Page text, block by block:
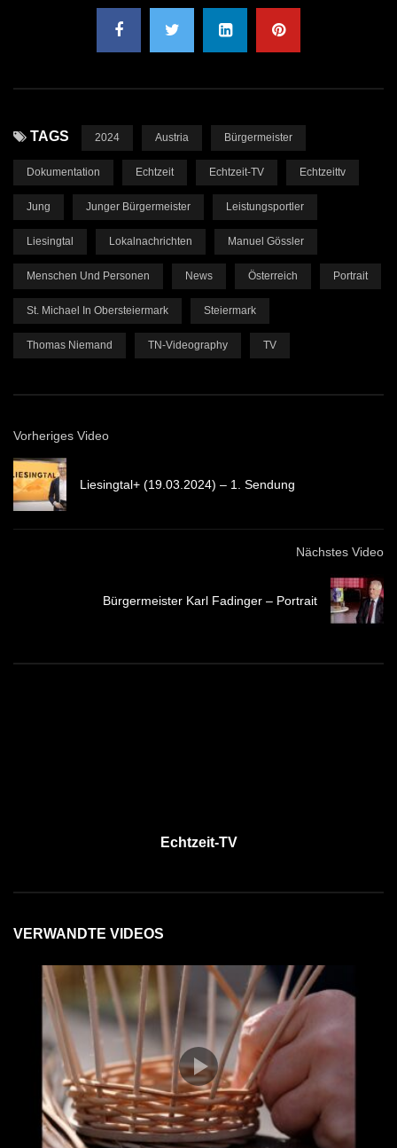
TAGS 2024 Austria Bürgermeister
Dokumentation Echtzeit Echtzeit-TV Echtzeittv
Jung Junger Bürgermeister Leistungsportler
Liesingtal Lokalnachrichten Manuel Gössler
Menschen Und Personen News Österreich Portrait
St. Michael In Obersteiermark Steiermark
Thomas Niemand TN-Videography TV
Vorheriges Video
Liesingtal+ (19.03.2024) – 1. Sendung
Nächstes Video
Bürgermeister Karl Fadinger – Portrait
Echtzeit-TV
VERWANDTE VIDEOS